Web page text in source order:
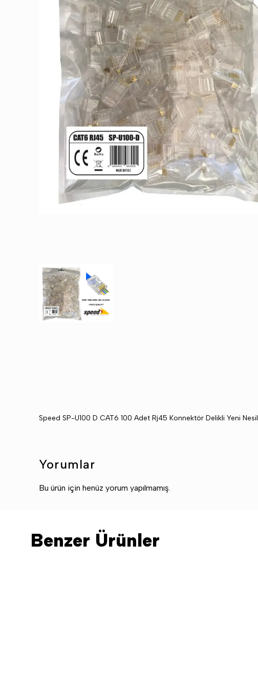
Speed SP-U100 D CAT6 100 Adet Rj45 Konnektör Delikli Yeni Nesil
Yorumlar
Bu ürün için henüz yorum yapılmamış.
Benzer Ürünler